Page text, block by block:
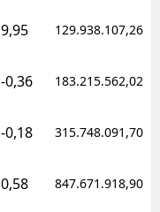
9,95 129.938.107,26
-0,36 183.215.562,02
-0,18 315.748.091,70
0,58 847.671.918,90